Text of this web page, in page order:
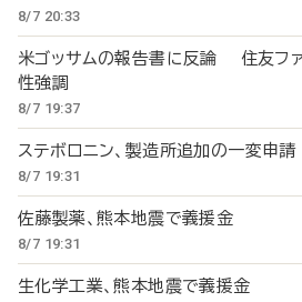
8/7 20:33
米ゴッサムの報告書に反論 住友ファ
性強調
8/7 19:37
ステボロニン、製造所追加の一変申
8/7 19:31
佐藤製薬、熊本地震で義援金
8/7 19:31
生化学工業、熊本地震で義援金